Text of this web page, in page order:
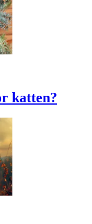
katten?